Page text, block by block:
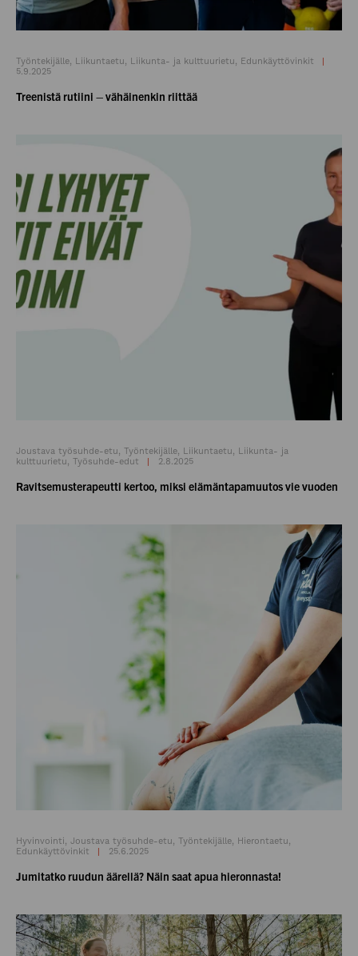
Treenistä rutiini – vähäinenkin riittää
Työntekijälle, Liikuntaetu, Liikunta- ja kulttuurietu, Edunkäyttövinkit
5.9.2025
Ravitsemusterapeutti kertoo, miksi elämäntapamuutos vie vuoden
Joustava työsuhde-etu, Työntekijälle, Liikuntaetu, Liikunta- ja
kulttuurietu, Työsuhde-edut
2.8.2025
Jumitatko ruudun äärellä? Näin saat apua hieronnasta!
Hyvinvointi, Joustava työsuhde-etu, Työntekijälle, Hierontaetu,
Edunkäyttövinkit
25.6.2025